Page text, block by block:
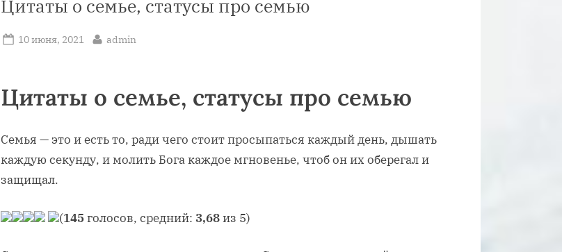
Цитаты о семье, статусы про семью
Posted
10 июня, 2021 By
admin
Цитаты о семье, статусы про семью
Семья — это и есть то, ради чего стоит просыпаться каждый день, дышать
каждую секунду, и молить Бога каждое мгновенье, чтоб он их оберегал и
защищал.
(145 голосов, средний: 3,68из 5)